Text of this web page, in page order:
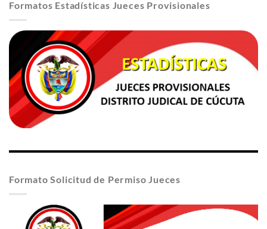
Formatos Estadísticas Jueces Provisionales
Formato Solicitud de Permiso Jueces